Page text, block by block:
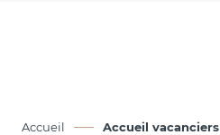
Accueil Accueil vacanciers